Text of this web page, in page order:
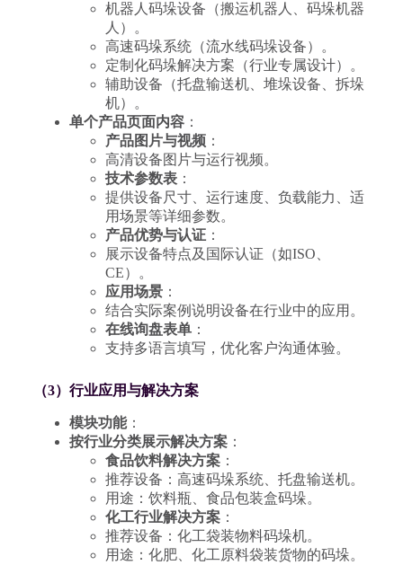
机器人码垛设备（搬运机器人、码垛机器
人）。
高速码垛系统（流水线码垛设备）。
定制化码垛解决方案（行业专属设计）。
辅助设备（托盘输送机、堆垛设备、拆垛
机）。
单个产品页面内容：
产品图片与视频 ：
高清设备图片与运行视频。
技术参数表：
提供设备尺寸、运行速度、负载能力、适
用场景等详细参数。
产品优势与认证：
展示设备特点及国际认证（如ISO、
CE）。
应用场景：
结合实际案例说明设备在行业中的应用。
在线询盘表单：
支持多语言填写，优化客户沟通体验。
（3）行业应用与解决方案
模块功能：
按行业分类展示解决方案：
食品饮料解决方案：
推荐设备：高速码垛系统、托盘输送机。
用途：饮料瓶、食品包装盒码垛。
化工行业解决方案：
推荐设备：化工袋装物料码垛机。
用途：化肥、化工原料袋装货物的码垛。